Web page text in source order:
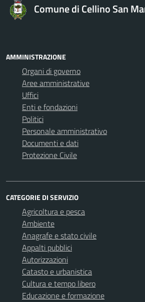
Comune di Cellino San
AMMINISTRAZIONE
Organi di governo
Aree amministrative
Uffici
Enti e fondazioni
Politici
Personale amministrativo
Documenti e dati
Protezione Civile
CATEGORIE DI SERVIZIO
Agricoltura e pesca
Ambiente
Anagrafe e stato civile
Appalti pubblici
Autorizzazioni
Catasto e urbanistica
Cultura e tempo libero
Educazione e formazione